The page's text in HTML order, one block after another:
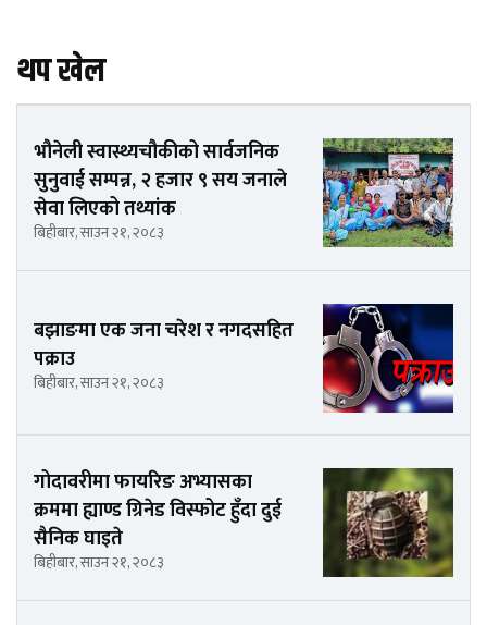
थप खेल
भौनेली स्वास्थ्यचौकीको सार्वजनिक
सुनुवाई सम्पन्न, २ हजार ९ सय जनाले
सेवा लिएको तथ्यांक
बिहीबार, साउन २१, २०८३
बझाङमा एक जना चरेश र नगदसहित
पक्राउ
बिहीबार, साउन २१, २०८३
गोदावरीमा फायरिङ अभ्यासका
क्रममा ह्याण्ड ग्रिनेड विस्फोट हुँदा दुई
सैनिक घाइते
बिहीबार, साउन २१, २०८३